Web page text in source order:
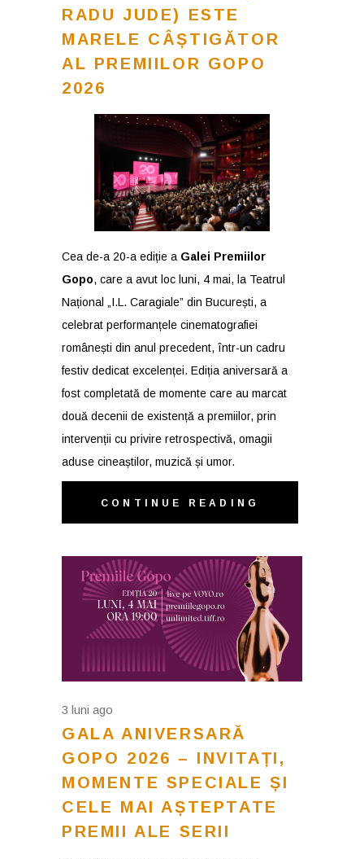
RADU JUDE) ESTE
MARELE CÂȘTIGĂTOR
AL PREMIILOR GOPO
2026
Cea de-a 20-a ediție a Galei Premiilor
Gopo, care a avut loc luni, 4 mai, la Teatrul
Național „I.L. Caragiale” din București, a
celebrat performanțele cinematografiei
românești din anul precedent, într-un cadru
festiv dedicat excelenței. Ediția aniversară a
fost completată de momente care au marcat
două decenii de existență a premiilor, prin
intervenții cu privire retrospectivă, omagii
aduse cineaștilor, muzică și umor.
CONTINUE READING
3 luni ago
GALA ANIVERSARĂ
GOPO 2026 – INVITAȚI,
MOMENTE SPECIALE ȘI
CELE MAI AȘTEPTATE
PREMII ALE SERII